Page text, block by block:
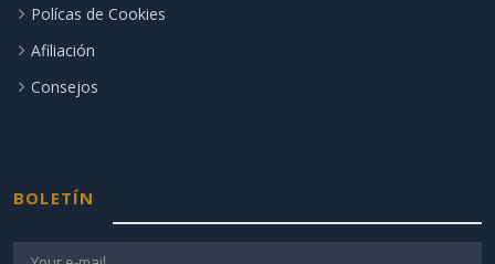
Polícas de Cookies
Afiliación
Consejos
BOLETÍN